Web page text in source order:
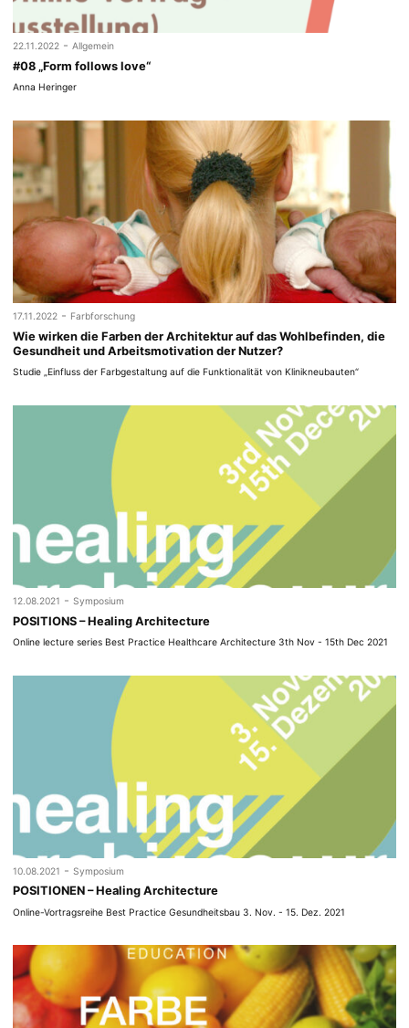
22.11.2022 - Allgemein
#08 „Form follows love“
Anna Heringer
17.11.2022 - Farbforschung
Wie wirken die Farben der Architektur auf das Wohlbefinden, die
Gesundheit und Arbeitsmotivation der Nutzer?
Studie „Einfluss der Farbgestaltung auf die Funktionalität von Klinikneubauten“
12.08.2021 - Symposium
POSITIONS – Healing Architecture
Online lecture series Best Practice Healthcare Architecture 3th Nov - 15th Dec 2021
10.08.2021 - Symposium
POSITIONEN – Healing Architecture
Online-Vortragsreihe Best Practice Gesundheitsbau 3. Nov. - 15. Dez. 2021